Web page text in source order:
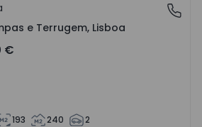
e Terrugem, Lisboa
e Terrugem, Lisboa
€
193 240 2